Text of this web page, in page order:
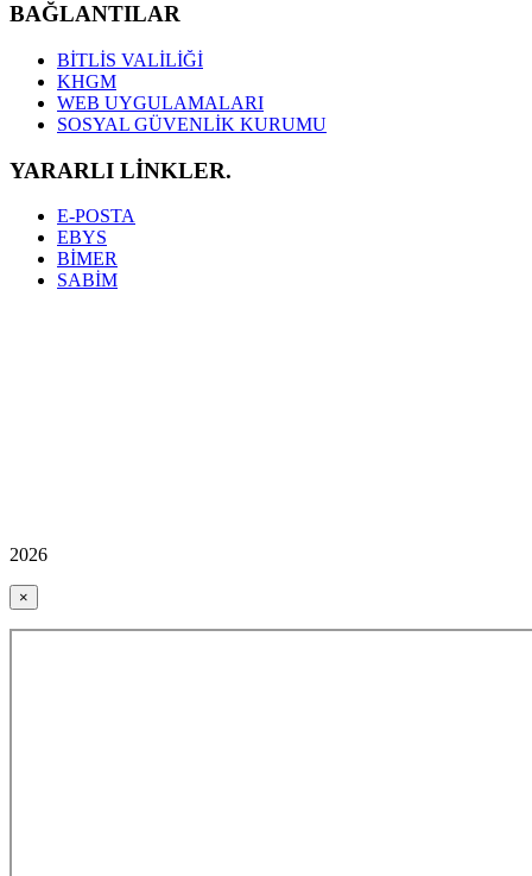
BAĞLANTILAR
BİTLİS VALİLİĞİ
KHGM
WEB UYGULAMALARI
SOSYAL GÜVENLİK KURUMU
YARARLI LİNKLER.
E-POSTA
EBYS
BİMER
SABİM
2026
×